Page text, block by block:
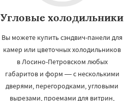
Угловые холодильники
Вы можете купить сэндвич-панели для
камер или цветочных холодильников
в Лосино-Петровском любых
габаритов и форм — с несколькими
дверями, перегородками, угловыми
вырезами, проемами для витрин,